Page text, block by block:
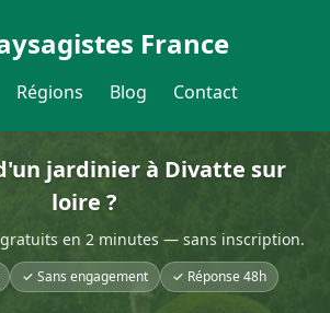
France
Régions Blog Contact
jardinier à Divatte sur
loire ?
gratuits en 2 minutes — sans inscription.
✓ Sans engagement ✓ Réponse 48h